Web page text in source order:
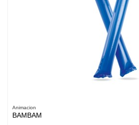
Animacion
BAMBAM